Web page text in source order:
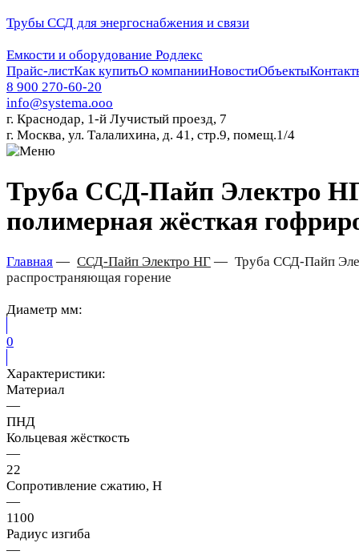
Трубы ССД для энергоснабжения и связи
Емкости и оборудование Родлекс
Прайс-листКак купитьО компанииНовостиОбъекты
8 900 270-60-20
info@systema.ooo
г. Краснодар, 1-й Лучистый проезд, 7
г. Москва, ул. Талалихина, д. 41, стр.9, помещ.1/4
Труба ССД-Пайп Электро
полимерная жёсткая
Главная — ССД-Пайп Электро НГ— Труба ССД-Пайп
распространяющая горение
Диаметр мм:
0
Характеристики:
Материал
—
ПНД
Кольцевая жёсткость
—
22
Сопротивление сжатию, H
—
1100
Радиус изгиба
—